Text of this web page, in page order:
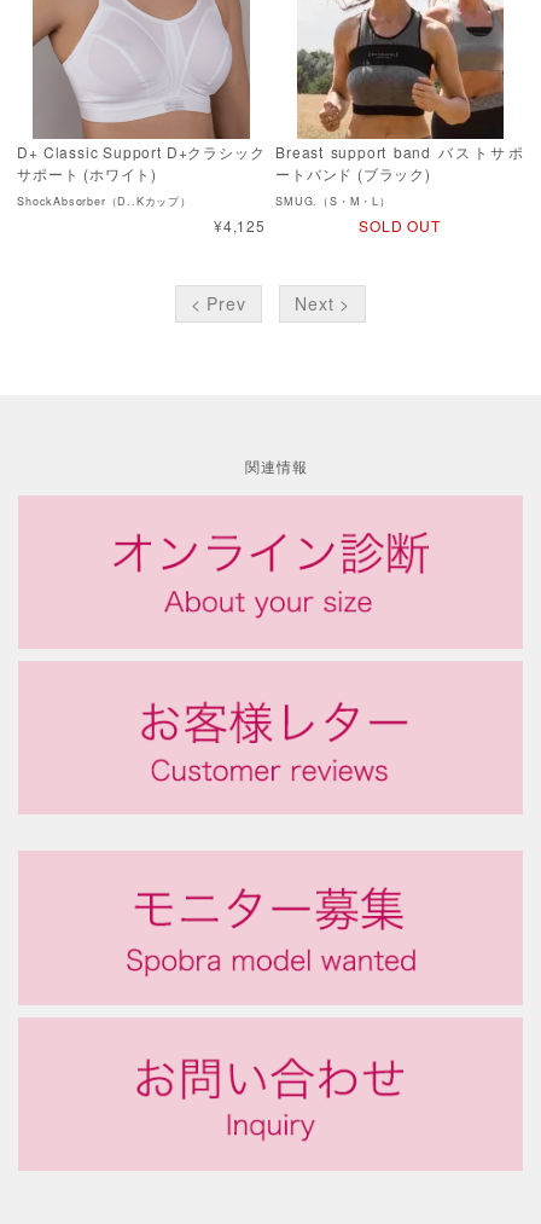
D+ Classic Support D+クラシック
サポート (ホワイト)
ShockAbsorber（D..Kカップ）
¥4,125
Breast support band バストサポ
ートバンド (ブラック)
SMUG.（S・M・L）
SOLD OUT
< Prev Next >
関連情報